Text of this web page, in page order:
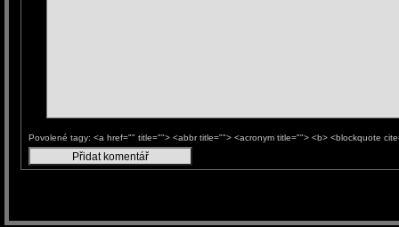
Povolené tagy: <a href="" title=""> <abbr title=""> <acronym title=""> <b> <blockquote